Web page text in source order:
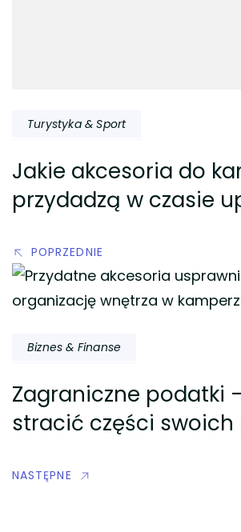
Turystyka & Sport
Jakie akcesoria do
przydadzą w czasie
POPRZEDNIE
Biznes & Finanse
Zagraniczne podatki
stracić części swoich
NASTĘPNE